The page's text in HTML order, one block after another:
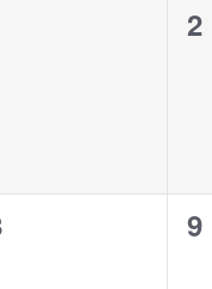
0
2
0
9